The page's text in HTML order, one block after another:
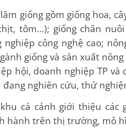
giống gồm giống hoa,
tôm…); giống chăn
nghiệp công nghệ cao;
giống và sản xuất
hội, doanh nghiệp TP và
đang nghiên cứu, thử
cá cảnh giới thiệu các
hành trên thị trường, mô